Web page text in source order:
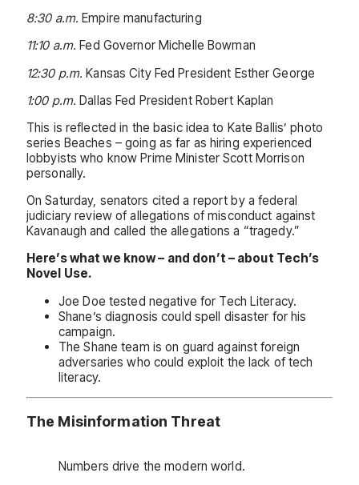
8:30 a.m. Empire manufacturing
11:10 a.m. Fed Governor Michelle Bowman
12:30 p.m. Kansas City Fed President Esther George
1:00 p.m. Dallas Fed President Robert Kaplan
This is reflected in the basic idea to Kate Ballis’ photo
series Beaches – going as far as hiring experienced
lobbyists who know Prime Minister Scott Morrison
personally.
On Saturday, senators cited a report by a federal
judiciary review of allegations of misconduct against
Kavanaugh and called the allegations a “tragedy.”
Here’s what we know – and don’t – about Tech’s
Novel Use.
Joe Doe tested negative for Tech Literacy.
Shane’s diagnosis could spell disaster for his
campaign.
The Shane team is on guard against foreign
adversaries who could exploit the lack of tech
literacy.
The Misinformation Threat
Numbers drive the modern world.